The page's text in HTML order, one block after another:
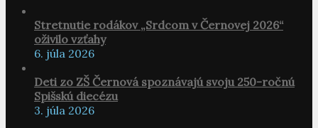
Stretnutie rodákov „Srdcom v Černovej 2026“
oživilo vzťahy
6. júla 2026
Deti zo ZŠ Černová spoznávajú svoju 250-ročnú
Spišskú diecézu
3. júla 2026